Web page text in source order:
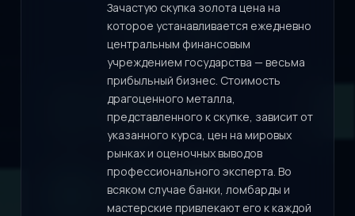
Зачастую скупка золота цена на
которое устанавливается ежедневно
центральным финансовым
учреждением государства — весьма
прибыльный бизнес. Стоимость
драгоценного металла,
представленного к скупке, зависит от
указанного курса, цен на мировых
рынках и оценочных выводов
профессионального эксперта. Во
всяком случае банки, ломбарды и
мастерские привлекают его к каждой